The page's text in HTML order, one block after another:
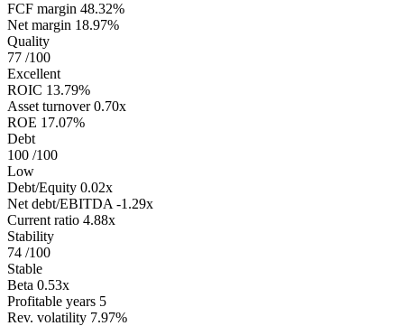
FCF margin 48.32%
Net margin 18.97%
Quality
77 /100
Excellent
ROIC 13.79%
Asset turnover 0.70x
ROE 17.07%
Debt
100 /100
Low
Debt/Equity 0.02x
Net debt/EBITDA -1.29x
Current ratio 4.88x
Stability
74 /100
Stable
Beta 0.53x
Profitable years 5
Rev. volatility 7.97%